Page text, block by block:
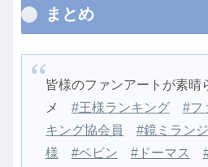
まとめ
皆様のファンアートが素晴
メ #王様ランキング #フ
キング協会員
#鏡ミラン
様
#ベビン #ドーマス